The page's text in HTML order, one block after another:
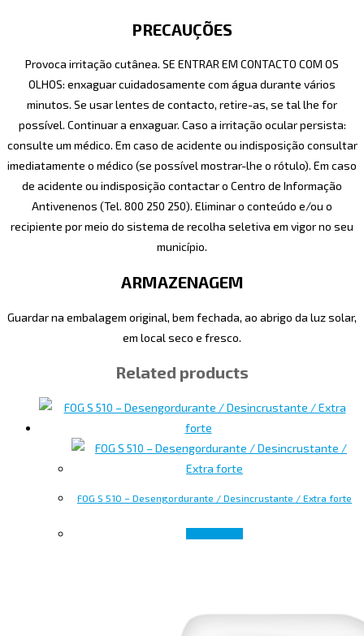
PRECAUÇÕES
Provoca irritação cutânea. SE ENTRAR EM CONTACTO COM OS
OLHOS: enxaguar cuidadosamente com água durante vários
minutos. Se usar lentes de contacto, retire-as, se tal lhe for
possível. Continuar a enxaguar. Caso a irritação ocular persista:
consulte um médico. Em caso de acidente ou indisposição consultar
imediatamente o médico (se possível mostrar-lhe o rótulo). Em caso
de acidente ou indisposição contactar o Centro de Informação
Antivenenos (Tel. 800 250 250). Eliminar o conteúdo e/ou o
recipiente por meio do sistema de recolha seletiva em vigor no seu
município.
ARMAZENAGEM
Guardar na embalagem original, bem fechada, ao abrigo da luz solar,
em local seco e fresco.
Related products
FOG S 510 – Desengordurante / Desincrustante / Extra forte